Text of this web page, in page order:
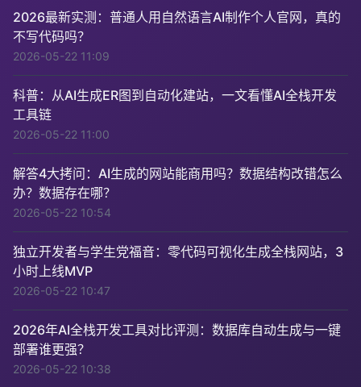
2026最新实测：普通人用自然语言AI制作个人官网，真的
不写代码吗？
2026-05-22 11:09
科普：从AI生成ER图到自动化建站，一文看懂AI全栈开发
工具链
2026-05-22 11:00
解答4大拷问：AI生成的网站能商用吗？数据结构改错怎么
办？数据存在哪？
2026-05-22 10:54
独立开发者与学生党福音：零代码可视化生成全栈网站，3
小时上线MVP
2026-05-22 10:47
2026年AI全栈开发工具对比评测：数据库自动生成与一键
部署谁更强？
2026-05-22 10:38